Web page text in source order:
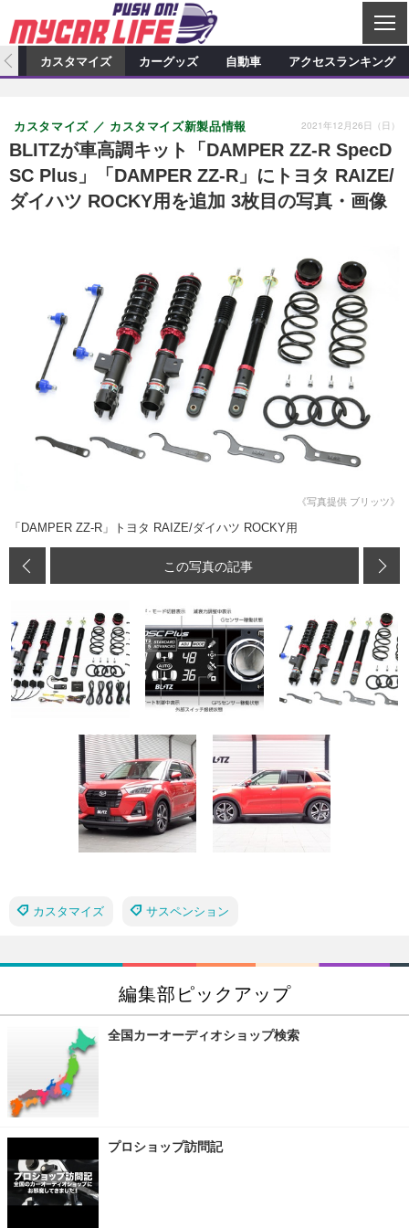
C
L
S
カーオーディオ
プロショップ検索
カーオーディオニュース デモカー製作記
その他
カスタマイズ特集記事
カスタマイズニュース
カーグッズ
カーグッズ特集記事 カーグッズ新製品情報
カーグッズニュース
自動車
カスタマイズ カーグッズ 自動車 アクセスランキング
BLITZが車高調キット「DAMPER ZZ-R SpecD
SC Plus」「DAMPER ZZ-R」にトヨタ RAIZE/
ダイハツ ROCKY用を追加 3枚目の写真・画像
カスタマイズ カスタマイズ新製品情報 2021年12月26日（日）
《写真提供 ブリッツ》
「DAMPER ZZ-R」トヨタ RAIZE/ダイハツ ROCKY用
この写真の記事
カスタマイズ サスペンション
編集部ピックアップ
全国カーオーディオショップ検索
プロショップ訪問記